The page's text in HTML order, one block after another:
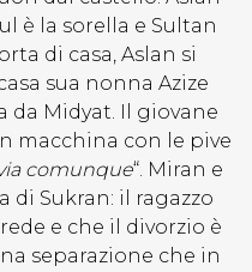
è la sorella e Sultan
di casa, Aslan si
sua nonna Azize
da Midyat. Il giovane
macchina con le pive
comunque“. Miran e
di Sukran: il ragazzo
e che il divorzio è
separazione che in